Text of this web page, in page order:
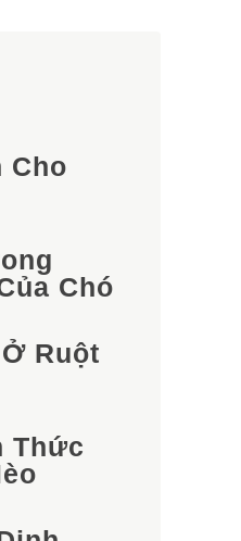
Cho
Chó
Ruột
Thức